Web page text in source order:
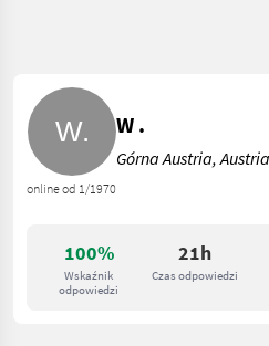
100%
Wskaźnik
odpowiedzi
21h
Czas odpowiedzi
online od 1/1970
W .
Górna Austria, Austria